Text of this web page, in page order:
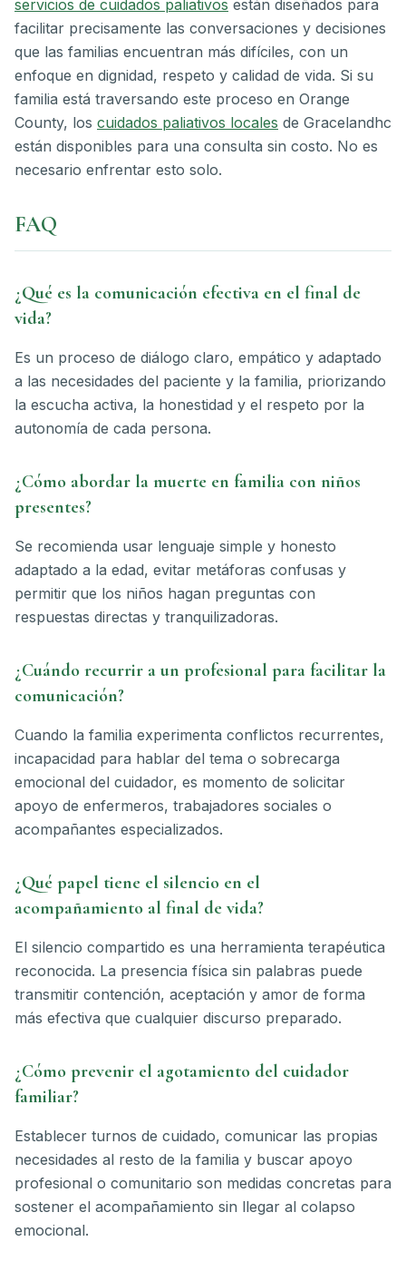
servicios de cuidados paliativos están diseñados para
facilitar precisamente las conversaciones y decisiones
que las familias encuentran más difíciles, con un
enfoque en dignidad, respeto y calidad de vida. Si su
familia está traversando este proceso en Orange
County, los cuidados paliativos locales de Gracelandhc
están disponibles para una consulta sin costo. No es
necesario enfrentar esto solo.
FAQ
¿Qué es la comunicación efectiva en el final de
vida?
Es un proceso de diálogo claro, empático y adaptado
a las necesidades del paciente y la familia, priorizando
la escucha activa, la honestidad y el respeto por la
autonomía de cada persona.
¿Cómo abordar la muerte en familia con niños
presentes?
Se recomienda usar lenguaje simple y honesto
adaptado a la edad, evitar metáforas confusas y
permitir que los niños hagan preguntas con
respuestas directas y tranquilizadoras.
¿Cuándo recurrir a un profesional para facilitar la
comunicación?
Cuando la familia experimenta conflictos recurrentes,
incapacidad para hablar del tema o sobrecarga
emocional del cuidador, es momento de solicitar
apoyo de enfermeros, trabajadores sociales o
acompañantes especializados.
¿Qué papel tiene el silencio en el
acompañamiento al final de vida?
El silencio compartido es una herramienta terapéutica
reconocida. La presencia física sin palabras puede
transmitir contención, aceptación y amor de forma
más efectiva que cualquier discurso preparado.
¿Cómo prevenir el agotamiento del cuidador
familiar?
Establecer turnos de cuidado, comunicar las propias
necesidades al resto de la familia y buscar apoyo
profesional o comunitario son medidas concretas para
sostener el acompañamiento sin llegar al colapso
emocional.